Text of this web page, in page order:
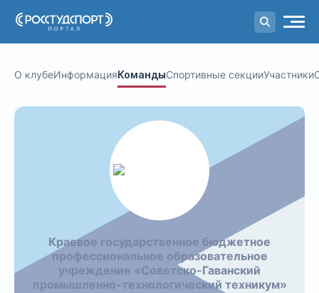
Порталстуденческого спорта
О клубеИнформацияКомандыСпортивные секцииУчастники
Краевое государственное бюджетное
профессиональное образовательное
учреждение «Советско-Гаванский
промышленно-технологический техникум»